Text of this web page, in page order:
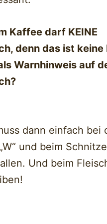
Kaffee darf KEINE
denn das ist keine
Warnhinweis auf
dann einfach bei
und beim
Und beim